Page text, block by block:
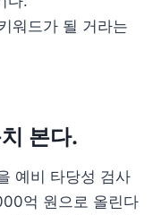
워드가 될 거라는
본다.
예비 타당성 검사
억 원으로 올린다